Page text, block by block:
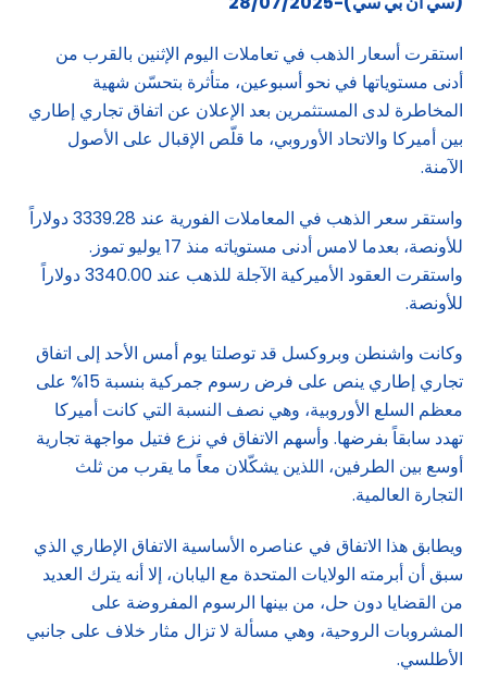
استقرت أسعار الذهب في تعاملات اليوم الإثنين بالقرب من
أدنى مستوياتها في نحو أسبوعين، متأثرة بتحسّن شهية
المخاطرة لدى المستثمرين بعد الإعلان عن اتفاق تجاري إطاري
بين أميركا والاتحاد الأوروبي، ما قلّص الإقبال على الأصول
الآمنة.
واستقر سعر الذهب في المعاملات الفورية عند 3339.28 دولاراً
للأونصة، بعدما لامس أدنى مستوياته منذ 17 يوليو تموز.
واستقرت العقود الأميركية الآجلة للذهب عند 3340.00 دولاراً
للأونصة.
وكانت واشنطن وبروكسل قد توصلتا يوم أمس الأحد إلى اتفاق
تجاري إطاري ينص على فرض رسوم جمركية بنسبة 15% على
معظم السلع الأوروبية، وهي نصف النسبة التي كانت أميركا
تهدد سابقاً بفرضها. وأسهم الاتفاق في نزع فتيل مواجهة تجارية
أوسع بين الطرفين، اللذين يشكّلان معاً ما يقرب من ثلث
التجارة العالمية.
ويطابق هذا الاتفاق في عناصره الأساسية الاتفاق الإطاري الذي
سبق أن أبرمته الولايات المتحدة مع اليابان، إلا أنه يترك العديد
من القضايا دون حل، من بينها الرسوم المفروضة على
المشروبات الروحية، وهي مسألة لا تزال مثار خلاف على جانبي
الأطلسي.